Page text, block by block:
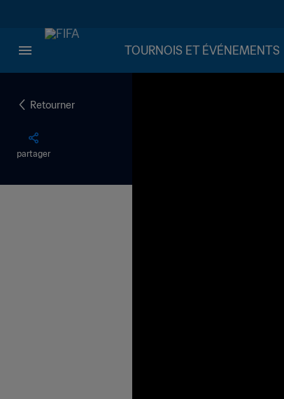
TOURNOIS ET ÉVÉNEMENTS
Retourner
partager